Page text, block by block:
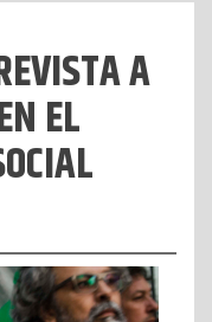
A
EL